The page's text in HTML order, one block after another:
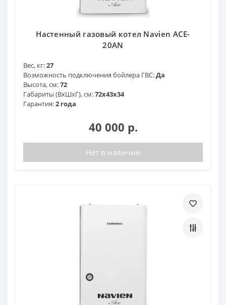
Настенный газовый котел Navien ACE-
20AN
Вес, кг:27
Возможность подключения бойлера ГВС:Да
Высота, см:72
Габариты (ВхШхГ), см:72x43x34
Гарантия:2 года
40 000 р.
Нет в наличии